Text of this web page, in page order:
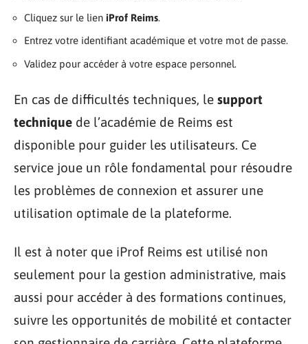
Cliquez sur le lien iProf Reims.
Entrez votre identifiant académique et votre mot de passe.
Validez pour accéder à votre espace personnel.
En cas de difficultés techniques, le support
technique de l’académie de Reims est
disponible pour guider les utilisateurs. Ce
service joue un rôle fondamental pour résoudre
les problèmes de connexion et assurer une
utilisation optimale de la plateforme.
Il est à noter que iProf Reims est utilisé non
seulement pour la gestion administrative, mais
aussi pour accéder à des formations continues,
suivre les opportunités de mobilité et contacter